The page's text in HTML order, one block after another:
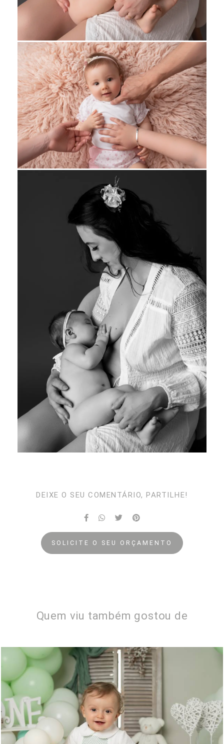
DEIXE O SEU COMENTÁRIO, PARTILHE!
SOLICITE O SEU ORÇAMENTO
Quem viu também gostou de